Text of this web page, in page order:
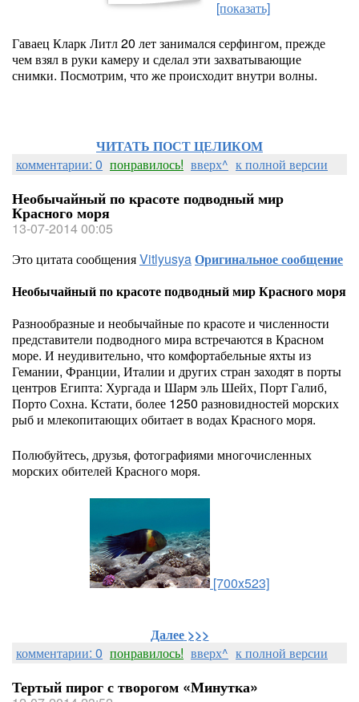
[показать]
Гаваец Кларк Литл 20 лет занимался серфингом, прежде
чем взял в руки камеру и сделал эти захватывающие
снимки. Посмотрим, что же происходит внутри волны.
ЧИТАТЬ ПОСТ ЦЕЛИКОМ
комментарии: 0 понравилось! вверх^ к полной версии
Необычайный по красоте подводный мир
Красного моря
13-07-2014 00:05
Это цитата сообщенияVitlyusyaОригинальное сообщение
Необычайный по красоте подводный мир Красного моря
Разнообразные и необычайные по красоте и численности
представители подводного мира встречаются в Красном
море. И неудивительно, что комфортабельные яхты из
Гемании, Франции, Италии и других стран заходят в порты
центров Египта: Хургада и Шарм эль Шейх, Порт Галиб,
Порто Сохна. Кстати, более 1250 разновидностей морских
рыб и млекопитающих обитает в водах Красного моря.
Полюбуйтесь, друзья, фотографиями многочисленных
морских обителей Красного моря.
[700x523]
Далее>>>
комментарии: 0 понравилось! вверх^ к полной версии
Тертый пирог с творогом «Минутка»